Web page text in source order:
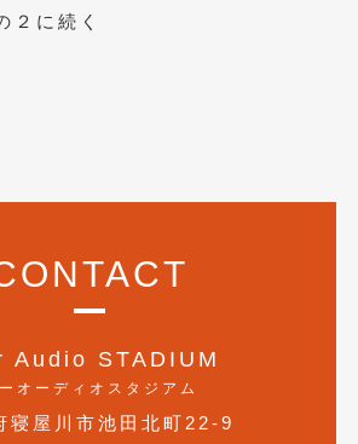
に続く
Audio STADIUM
オーディオスタジアム
寝屋川市池田北町22-9